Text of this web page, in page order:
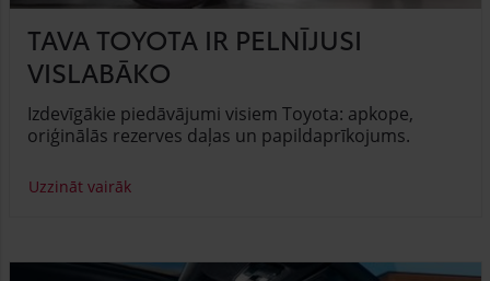
TAVA TOYOTA IR PELNĪJUSI
VISLABĀKO
Izdevīgākie piedāvājumi visiem Toyota: apkope,
oriģinālās rezerves daļas un papildaprīkojums.
Uzzināt vairāk